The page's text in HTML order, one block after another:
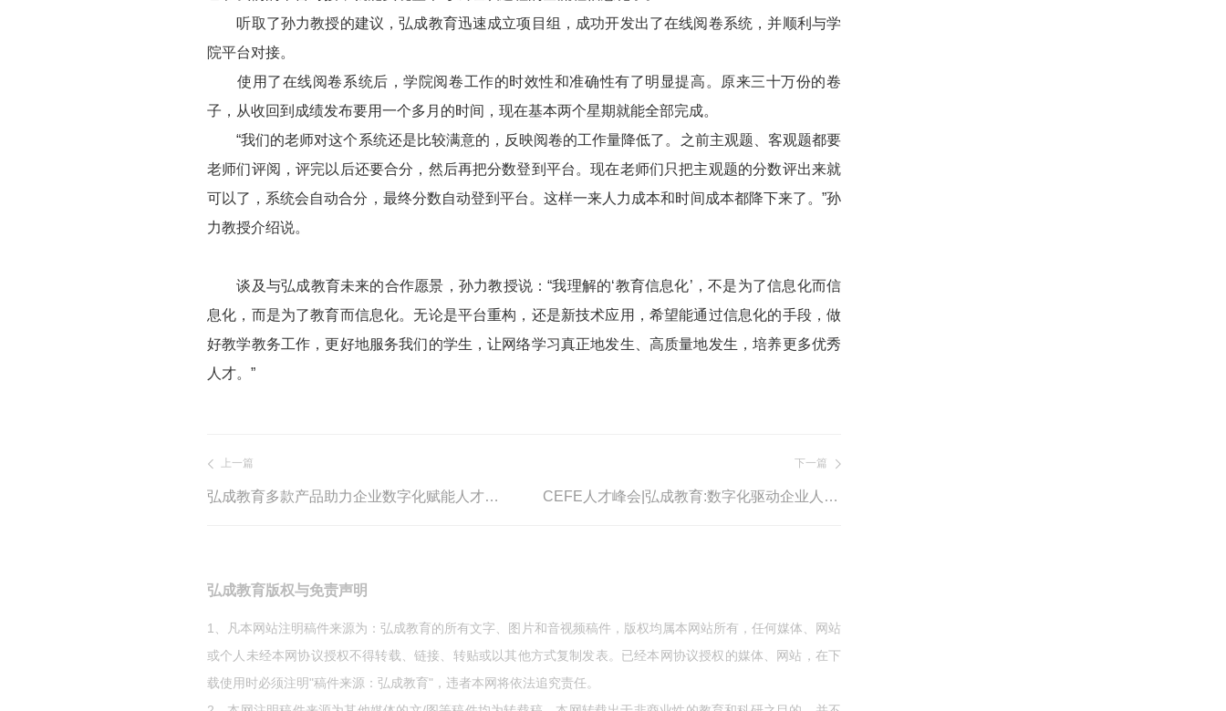
听取了孙力教授的建议，弘成教育迅速成立项目组，成功开发出了在线阅卷系统，并顺利与学
院平台对接。
使用了在线阅卷系统后，学院阅卷工作的时效性和准确性有了明显提高。原来三十万份的卷
子，从收回到成绩发布要用一个多月的时间，现在基本两个星期就能全部完成。
“我们的老师对这个系统还是比较满意的，反映阅卷的工作量降低了。之前主观题、客观题都要
老师们评阅，评完以后还要合分，然后再把分数登到平台。现在老师们只把主观题的分数评出来就
可以了，系统会自动合分，最终分数自动登到平台。这样一来人力成本和时间成本都降下来了。”孙
力教授介绍说。
谈及与弘成教育未来的合作愿景，孙力教授说：“我理解的‘教育信息化’，不是为了信息化而信
息化，而是为了教育而信息化。无论是平台重构，还是新技术应用，希望能通过信息化的手段，做
好教学教务工作，更好地服务我们的学生，让网络学习真正地发生、高质量地发生，培养更多优秀
人才。”
上一篇
弘成教育多款产品助力企业数字化赋能人才发展
下一篇
CEFE人才峰会|弘成教育:数字化驱动企业人才发展智能化创新
弘成教育版权与免责声明
1、凡本网站注明稿件来源为：弘成教育的所有文字、图片和音视频稿件，版权均属本网站所有，任何媒体、网站
或个人未经本网协议授权不得转载、链接、转贴或以其他方式复制发表。已经本网协议授权的媒体、网站，在下
载使用时必须注明"稿件来源：弘成教育"，违者本网将依法追究责任。